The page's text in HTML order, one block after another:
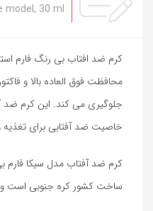
model, 30 ml
جلوگیری می کند. این کرم ضد
خاصیت ضد آفتابی برای
ساخت کشور کره جنوبی است و